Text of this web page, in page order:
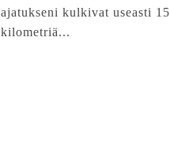
ajatukseni kulkivat useasti
kilometriä...